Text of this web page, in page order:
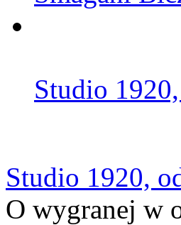
Studio
Studio 1920,
O wygranej w